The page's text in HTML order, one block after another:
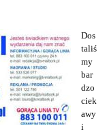
Dos
taliś
my
bar
dzo
ciek
awy
i